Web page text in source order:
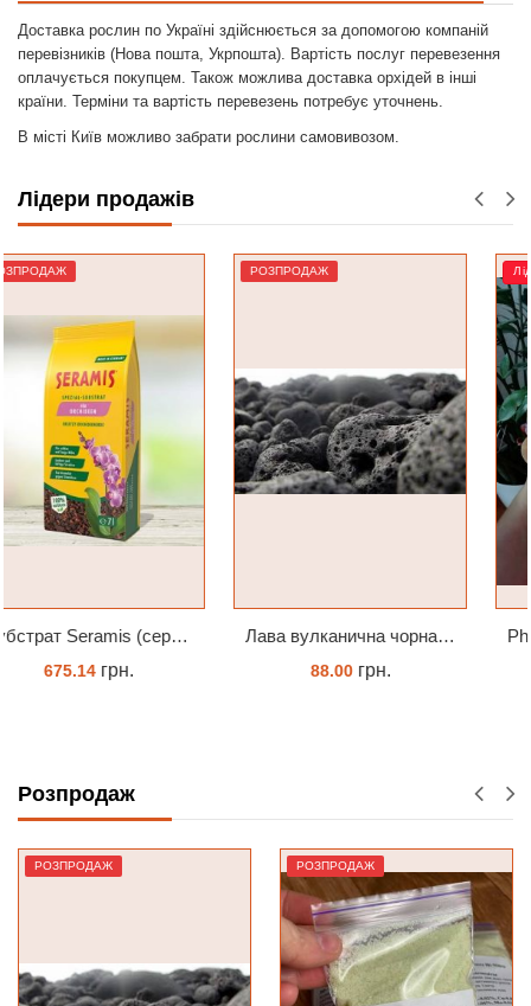
Доставка рослин по Україні здійснюється за допомогою компаній
перевізників (Нова пошта, Укрпошта). Вартість послуг перевезення
оплачується покупцем. Також можлива доставка орхідей в інші
країни. Терміни та вартість перевезень потребує уточнень.
В місті Київ можливо забрати рослини самовивозом.
Лідери продажів
РОЗПРОДАЖ
Лава вулканична чорна 10-25 мм 1 л
88.00
Лідер
Phal. Jinbao Venus Леді Мармелад 1.7 (торфстакан)
230.00
Розпродаж
РОЗПРОДАЖ РОЗПРОДАЖ